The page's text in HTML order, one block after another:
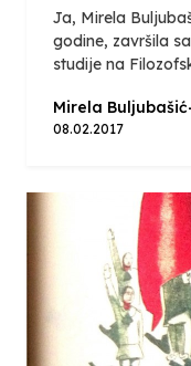
Ja, Mirela
godine, završila
studije na
Mirela
08.02.2017